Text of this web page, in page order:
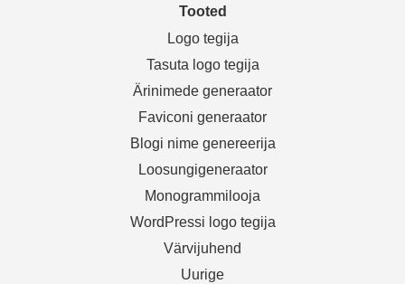
Tooted
Logo tegija
Tasuta logo tegija
Ärinimede generaator
Faviconi generaator
Blogi nime genereerija
Loosungigeneraator
Monogrammilooja
WordPressi logo tegija
Värvijuhend
Uurige